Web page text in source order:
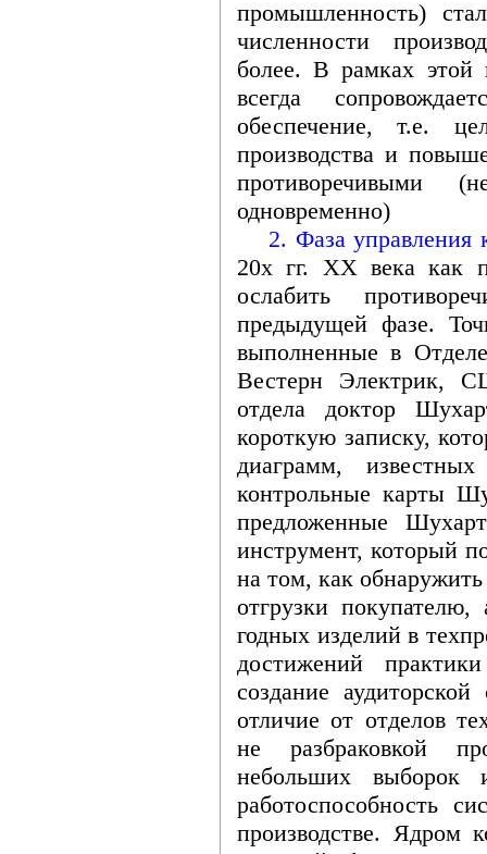
промышленность)
численности
более. В рамках этой
всегда
обеспечение, т.е.
производства и
противоречивыми
одновременно)
2. Фаза управления
20х гг. ХХ века как
ослабить
предыдущей фазе.
выполненные в
Вестерн Электрик,
отдела доктор
короткую записку,
диаграмм,
контрольные карты
предложенные
инструмент, который
на том, как
отгрузки
годных изделий в
достижений
создание
отличие от отделов
не разбраковкой
небольших выборок
работоспособность
производстве. Ядром